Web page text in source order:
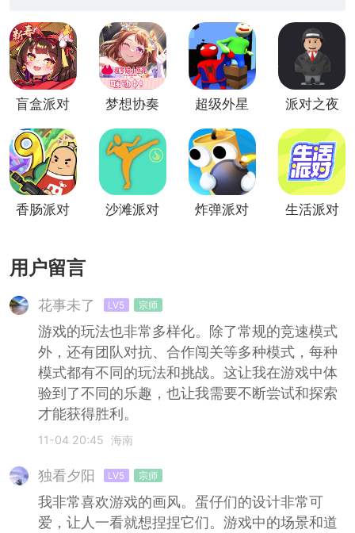
盲盒派对
梦想协奏
乐团派
对！九游
版
超级外星
派对之夜
香肠派对 沙滩派对 炸弹派对 生活派对
用户留言
花事未了 LV5 宗师
游戏的玩法也非常多样化。除了常规的竞速模式
外，还有团队对抗、合作闯关等多种模式，每种
模式都有不同的玩法和挑战。这让我在游戏中体
验到了不同的乐趣，也让我需要不断尝试和探索
才能获得胜利。
11-04 20:45 海南
独看夕阳 LV5 宗师
我非常喜欢游戏的画风。蛋仔们的设计非常可
爱，让人一看就想捏捏它们。游戏中的场景和道